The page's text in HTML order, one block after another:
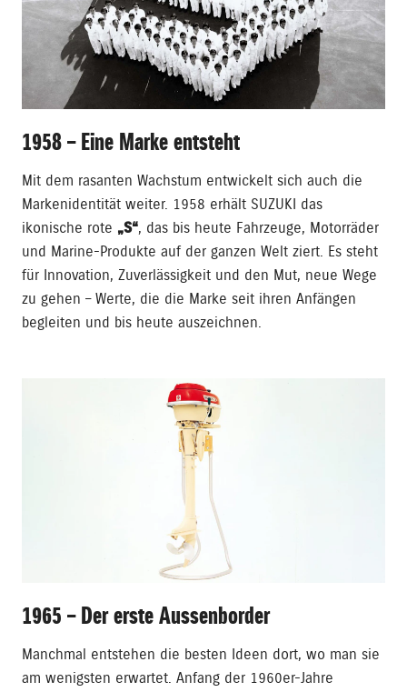
1958 – Eine Marke entsteht
Mit dem rasanten Wachstum entwickelt sich auch die
Markenidentität weiter. 1958 erhält SUZUKI das
ikonische rote „S“, das bis heute Fahrzeuge, Motorräder
und Marine-Produkte auf der ganzen Welt ziert. Es steht
für Innovation, Zuverlässigkeit und den Mut, neue Wege
zu gehen – Werte, die die Marke seit ihren Anfängen
begleiten und bis heute auszeichnen.
1965 – Der erste Aussenborder
Manchmal entstehen die besten Ideen dort, wo man sie
am wenigsten erwartet. Anfang der 1960er-Jahre